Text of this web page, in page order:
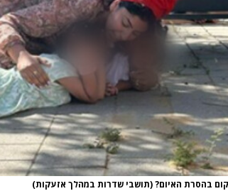
בהסרת האיום? (תושבי שדרות במהלך אזעקות)